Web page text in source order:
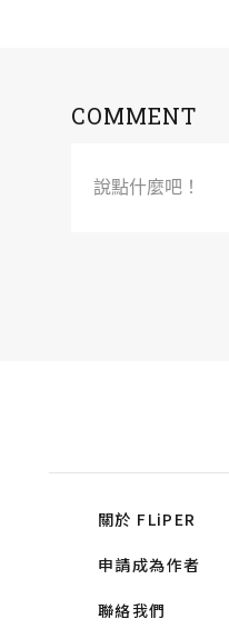
COMMENT
說點什麼吧！
關於 FLiPER
申請成為作者
聯絡我們